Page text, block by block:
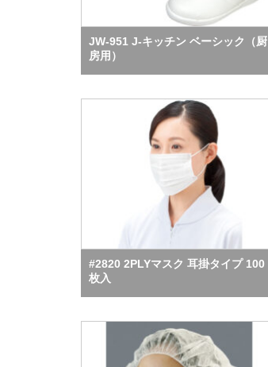
JW-951 J-キッチン ベーシック（厨
房用）
#2820 2PLYマスク 耳掛タイプ 100
枚入